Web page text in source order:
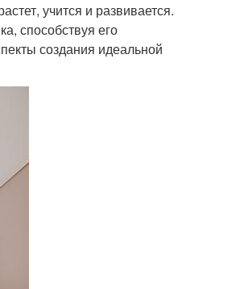
учится и развивается.
способствуя его
создания идеальной